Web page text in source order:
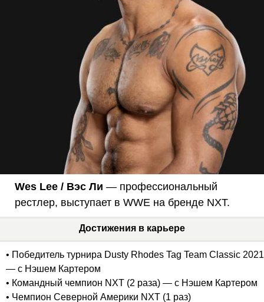
Wes Lee / Вэс Ли — профессиональный
рестлер, выступает в WWE на бренде NXT.
Достижения в карьере
• Победитель турнира Dusty Rhodes Tag Team Classic 2021
— с Нэшем Картером
• Командный чемпион NXT (2 раза) — с Нэшем Картером
• Чемпион Северной Америки NXT (1 раз)